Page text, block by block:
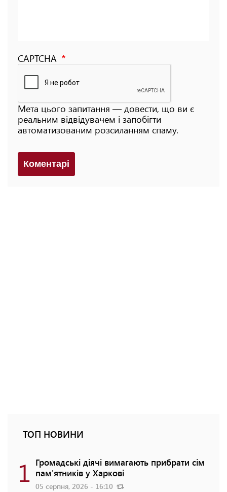
CAPTCHA
Мета цього запитання — довести, що ви є
реальним відвідувачем і запобігти
автоматизованим розсиланням спаму.
Коментарi
ТОП НОВИНИ
1 Громадські діячі вимагають прибрати сім
пам'ятників у Харкові
05 серпня, 2026 - 16:10